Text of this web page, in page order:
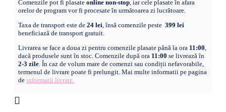
Comenzile pot fi plasate online non-stop, iar cele plasate în afara
orelor de program vor fi procesate în următoarea zi lucrătoare.
Taxa de transport este de 24 lei, însă comenzile peste 399 lei
beneficiază de transport gratuit.
Livrarea se face a doua zi pentru comenzile plasate până la ora 11:00,
dacă produsele sunt în stoc. Comenzile după ora 11:00 se livrează în
2-3 zile. În caz de volum mare de comenzi sau condiții nefavorabile,
termenul de livrare poate fi prelungit. Mai multe informatii pe pagina
de informatii livrare.